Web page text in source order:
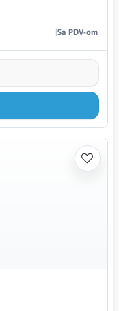
Sa PDV-om